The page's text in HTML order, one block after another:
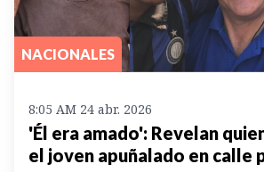
NACIONALES
8:05 AM 24 abr. 2026
'Él era amado': Revelan
el joven apuñalado en calle